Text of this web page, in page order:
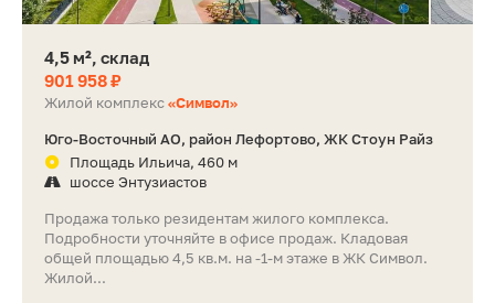
4,5 м², склад
901 958 ₽
Жилой комплекс«Символ»
Юго-Восточный АО, район Лефортово, ЖК Стоун Райз
Площадь Ильича, 460 м
шоссе Энтузиастов
Продажа только резидентам жилого комплекса.
Подробности уточняйте в офисе продаж. Кладовая
общей площадью 4,5 кв.м. на -1-м этаже в ЖК Символ.
Жилой...